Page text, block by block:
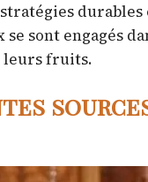
durables
se sont engagés
leurs fruits.